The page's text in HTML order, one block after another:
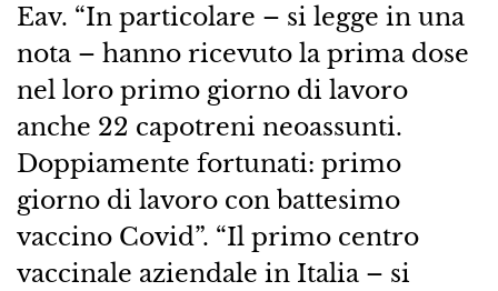
Eav. “In particolare – si legge in una
nota – hanno ricevuto la prima dose
nel loro primo giorno di lavoro
anche 22 capotreni neoassunti.
Doppiamente fortunati: primo
giorno di lavoro con battesimo
vaccino Covid”. “Il primo centro
vaccinale aziendale in Italia – si